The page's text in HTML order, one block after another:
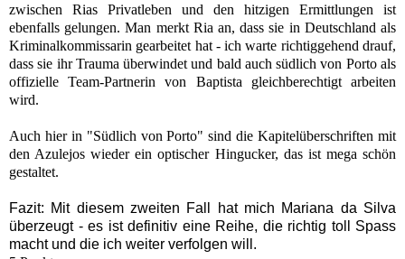
zwischen Rias Privatleben und den hitzigen Ermittlungen ist
ebenfalls gelungen. Man merkt Ria an, dass sie in Deutschland als
Kriminalkommissarin gearbeitet hat - ich warte richtiggehend drauf,
dass sie ihr Trauma überwindet und bald auch südlich von Porto als
offizielle Team-Partnerin von Baptista gleichberechtigt arbeiten
wird.
Auch hier in "Südlich von Porto" sind die Kapitelüberschriften mit
den Azulejos wieder ein optischer Hingucker, das ist mega schön
gestaltet.
Fazit: Mit diesem zweiten Fall hat mich Mariana da Silva
überzeugt - es ist definitiv eine Reihe, die richtig toll Spass
macht und die ich weiter verfolgen will.